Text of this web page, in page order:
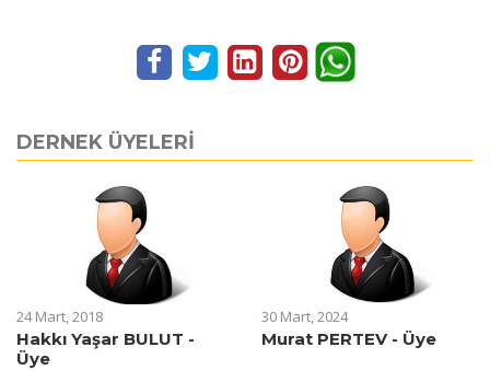
DERNEK ÜYELERİ
24 Mart, 2018
Hakkı Yaşar BULUT -
Üye
30 Mart, 2024
Murat PERTEV - Üye